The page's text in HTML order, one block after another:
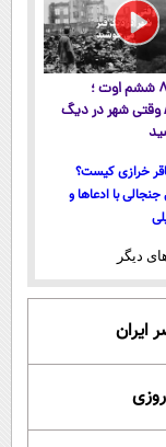
ساعت ۸:۱۵ ششم اوت ؛
وقتی شهر در دیگ
خرازی کیست؟
جنجالی با ادعاها و
دیگر
ایران